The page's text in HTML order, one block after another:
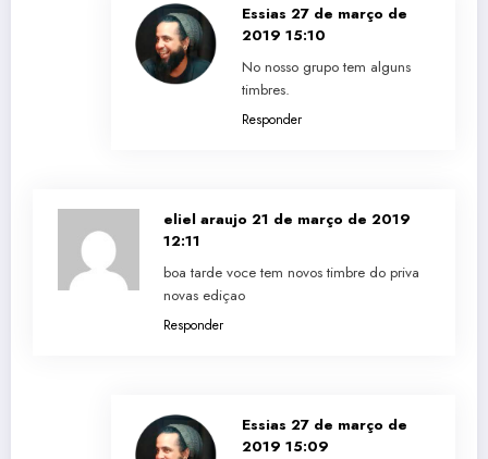
Essias 27 de março de
2019 15:10
No nosso grupo tem alguns
timbres.
Responder
eliel araujo 21 de março de 2019
12:11
boa tarde voce tem novos timbre do priva
novas ediçao
Responder
Essias 27 de março de
2019 15:09